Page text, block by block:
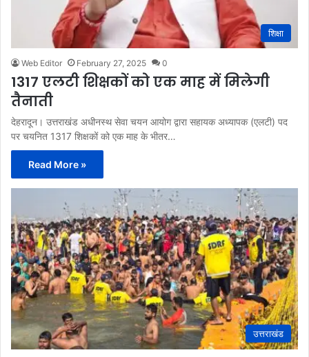
शिक्षा
Web Editor February 27, 2025 0
1317 एलटी शिक्षकों को एक माह में मिलेगी
तैनाती
देहरादून। उत्तराखंड अधीनस्थ सेवा चयन आयोग द्वारा सहायक अध्यापक (एलटी) पद
पर चयनित 1317 शिक्षकों को एक माह के भीतर…
Read More »
उत्तराखंड